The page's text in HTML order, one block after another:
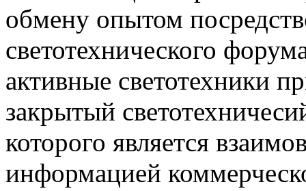
обмену опытом
светотехнического
активные светотехники
закрытый
которого является
информацией